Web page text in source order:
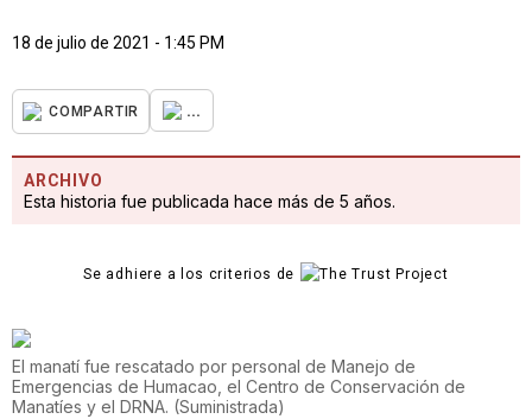
18 de julio de 2021 - 1:45 PM
COMPARTIR ...
ARCHIVO
Esta historia fue publicada hace más de 5 años.
Se adhiere a los criterios de
El manatí fue rescatado por personal de Manejo de
Emergencias de Humacao, el Centro de Conservación de
Manatíes y el DRNA. (Suministrada)